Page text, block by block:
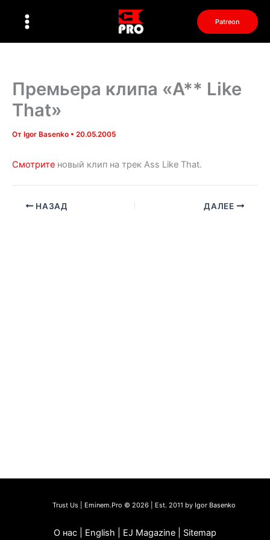
Patreon
Премьера клипа «A** Like
That»
От Igor Basenko • 20.05.2005
Смотрите новый клип на трек Ass Like That.
НАЗАД ДАЛЕЕ
Trust Us | Eminem.Pro © 2026 | Est. 2011 by Igor Basenko
О нас | English | EJ Magazine | Sitemap